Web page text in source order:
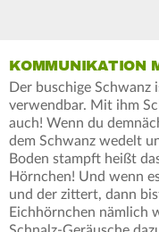
KOMMUNIKATION
Der buschige Schwanz
verwendbar. Mit ihm
auch! Wenn du
dem Schwanz wedelt
Boden stampft heißt
Hörnchen! Und wenn
und der zittert, dann
Eichhörnchen nämlich